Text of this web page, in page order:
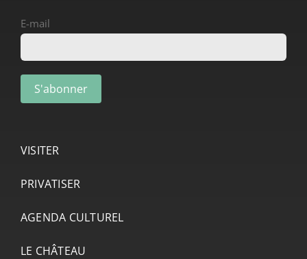
E-mail
VISITER
PRIVATISER
AGENDA CULTUREL
LE CHÂTEAU